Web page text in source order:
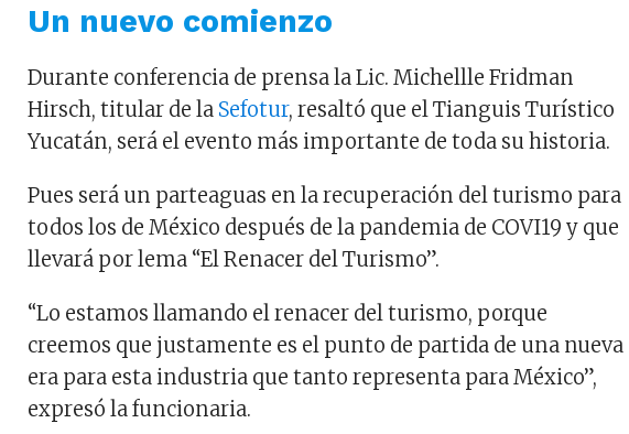
Un nuevo comienzo
Durante conferencia de prensa la Lic. Michellle Fridman
Hirsch, titular de la Sefotur, resaltó que el Tianguis Turístico
Yucatán, será el evento más importante de toda su historia.
Pues será un parteaguas en la recuperación del turismo para
todos los de México después de la pandemia de COVI19 y que
llevará por lema “El Renacer del Turismo”.
“Lo estamos llamando el renacer del turismo, porque
creemos que justamente es el punto de partida de una nueva
era para esta industria que tanto representa para México”,
expresó la funcionaria.